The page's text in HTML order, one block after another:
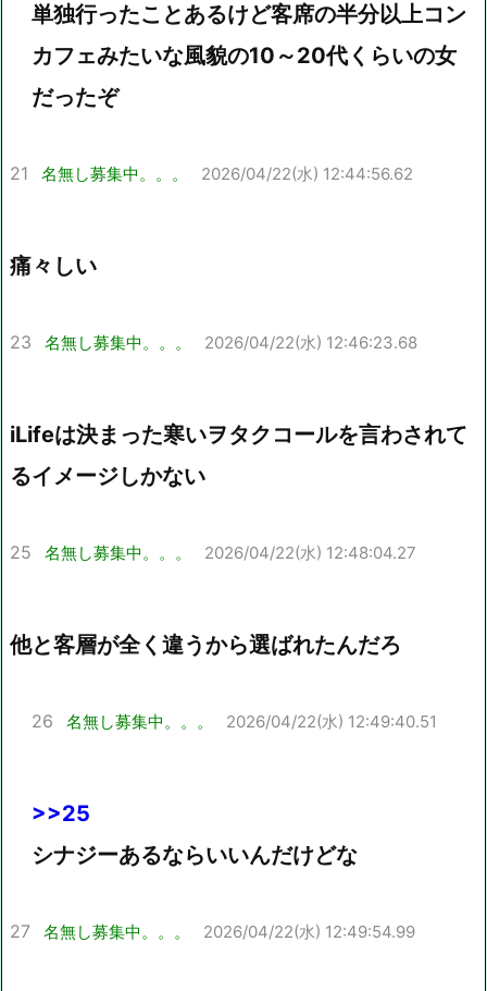
単独行ったことあるけど客席の半分以上コン
カフェみたいな風貌の10～20代くらいの女
だったぞ
21 名無し募集中。。。 2026/04/22(水) 12:44:56.62
痛々しい
23 名無し募集中。。。 2026/04/22(水) 12:46:23.68
iLifeは決まった寒いヲタクコールを言わされて
るイメージしかない
25 名無し募集中。。。 2026/04/22(水) 12:48:04.27
他と客層が全く違うから選ばれたんだろ
26 名無し募集中。。。 2026/04/22(水) 12:49:40.51
>>25
シナジーあるならいいんだけどな
27 名無し募集中。。。 2026/04/22(水) 12:49:54.99